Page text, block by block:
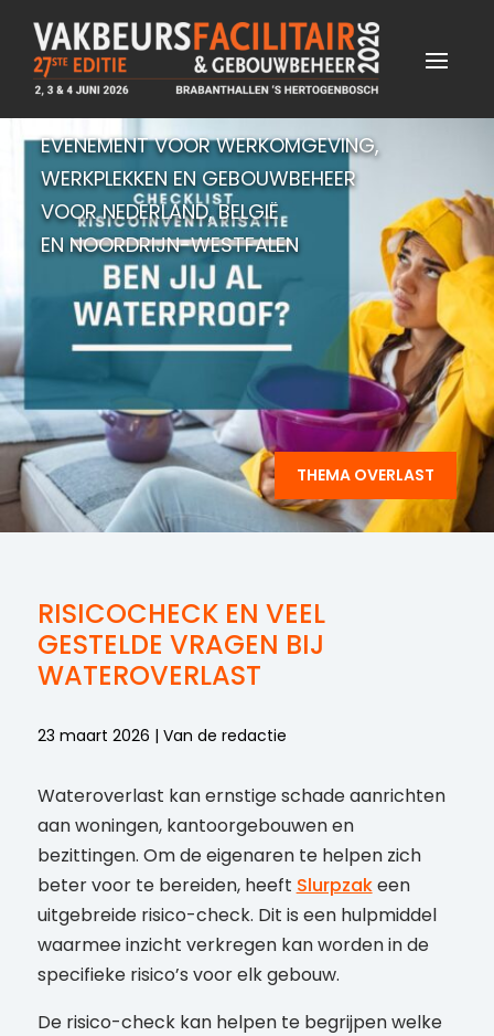
EVENEMENT VOOR WERKOMGEVING,
WERKPLEKKEN EN GEBOUWBEHEER
VOOR NEDERLAND, BELGIË
EN NOORDRIJN-WESTFALEN
THEMA OVERLAST
RISICOCHECK EN VEEL
GESTELDE VRAGEN BIJ
WATEROVERLAST
23 maart 2026 | Van de redactie
Wateroverlast kan ernstige schade aanrichten
aan woningen, kantoorgebouwen en
bezittingen. Om de eigenaren te helpen zich
beter voor te bereiden, heeft Slurpzakeen
uitgebreide risico-check. Dit is een hulpmiddel
waarmee inzicht verkregen kan worden in de
specifieke risico’s voor elk gebouw.
De risico-check kan helpen te begrijpen welke